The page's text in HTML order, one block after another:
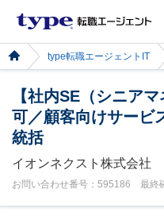
type転職エージェントIT
【社内SE（シニア
可／顧客向けサービ
統括
イオンネクスト株式会社
お問い合わせ番号：595186 最終